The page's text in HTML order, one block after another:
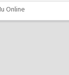
Online